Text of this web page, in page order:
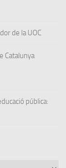
de la UOC
Catalunya
pública: